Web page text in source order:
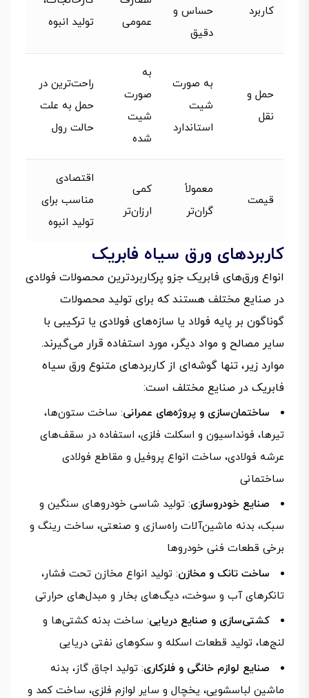
کاربرد
حساس و
دقیق
عمومی
تولید انبوه
حمل و
نقل
به صورت
شیت
استاندارد
به
صورت
شیت
شده
راحت‌ترین در
حمل به علت
حالت رول
قیمت
معمولاً
گران‌تر
کمی
ارزان‌تر
اقتصادی
مناسب برای
تولید انبوه
کاربردهای ورق سیاه فابریک
انواع ورق‌های فابریک جزو پرکاربردترین محصولات فولادی
در صنایع مختلف هستند که برای تولید محصولات
گوناگون بر پایه فولاد یا سازه‌های فولادی یا ترکیبی با
سایر مصالح و مواد دیگر، مورد استفاده قرار می‌گیرند.
موارد زیر، تنها گوشه‌ای از کاربردهای متنوع ورق سیاه
فابریک در صنایع مختلف است:
ساختمان‌سازی و پروژه‌های عمرانی: ساخت ستون‌ها،
تیرها، فونداسیون و اسکلت فلزی، استفاده در سقف‌های
عرشه فولادی، ساخت انواع پروفیل و مقاطع فولادی
ساختمانی
صنایع خودروسازی: تولید شاسی خودروهای سنگین و
سبک، بدنه ماشین‌آلات راه‌سازی و صنعتی، ساخت رینگ و
برخی قطعات فنی خودروها
ساخت تانک و مخازن: تولید انواع مخازن تحت فشار،
تانکرهای آب و سوخت، دیگ‌های بخار و مبدل‌های حرارتی
کشتی‌سازی و صنایع دریایی: ساخت بدنه کشتی‌ها و
لنج‌ها، تولید قطعات اسکله و سکوهای نفتی دریایی
صنایع لوازم خانگی و فلزکاری: تولید اجاق گاز، بدنه
ماشین لباسشویی، یخچال و سایر لوازم فلزی، ساخت کمد و